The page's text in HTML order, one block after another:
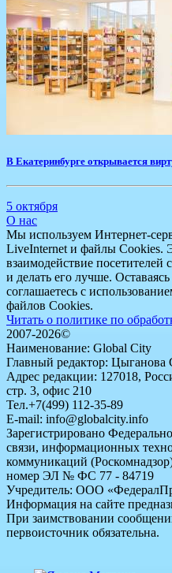
В Екатеринбурге открывается
5 октября
О нас
Мы используем Интернет-
LiveInternet и файлы Cookies.
взаимодействие
и делать его лучше.
соглашаетесь с
файлов Cookies.
Читать о политике по
2007-2026©
Наименование: Global City
Главный редактор: Цыганова
Адрес редакции: 127018,
стр. 3, офис 210
Тел.+7(499) 112-35-89
E-mail: info@globalcity.info
Зарегистрировано
связи, информационных
коммуникаций
номер ЭЛ № ФС 77 - 84719
Учредитель: ООО
Информация на сайте
При заимствовании
первоисточник обязательна.